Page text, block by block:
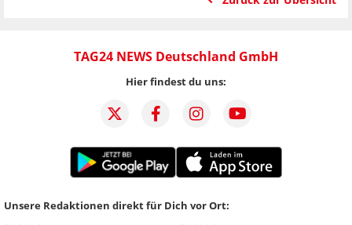
TAG24 NEWS Deutschland GmbH
Hier findest du uns:
Unsere Redaktionen direkt für Dich vor Ort: